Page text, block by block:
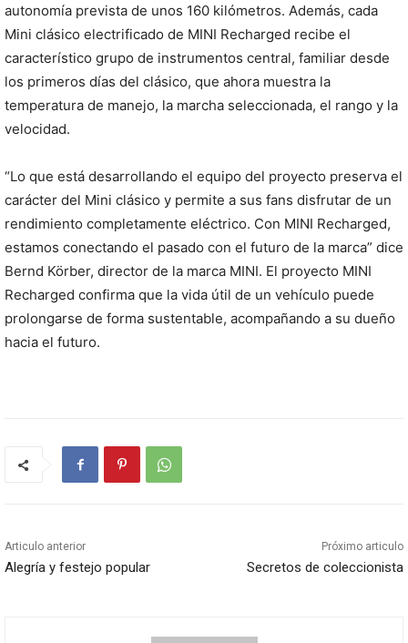
autonomía prevista de unos 160 kilómetros. Además, cada
Mini clásico electrificado de MINI Recharged recibe el
característico grupo de instrumentos central, familiar desde
los primeros días del clásico, que ahora muestra la
temperatura de manejo, la marcha seleccionada, el rango y la
velocidad.
“Lo que está desarrollando el equipo del proyecto preserva el
carácter del Mini clásico y permite a sus fans disfrutar de un
rendimiento completamente eléctrico. Con MINI Recharged,
estamos conectando el pasado con el futuro de la marca” dice
Bernd Körber, director de la marca MINI. El proyecto MINI
Recharged confirma que la vida útil de un vehículo puede
prolongarse de forma sustentable, acompañando a su dueño
hacia el futuro.
Articulo anterior
Alegría y festejo popular
Próximo articulo
Secretos de coleccionista